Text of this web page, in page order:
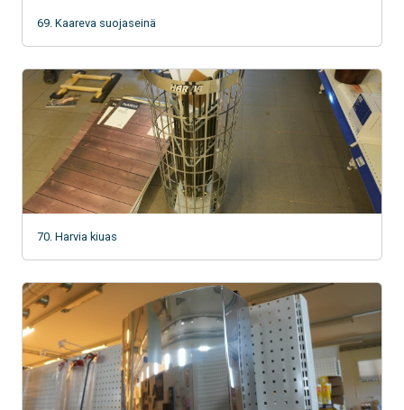
69. Kaareva suojaseinä
70. Harvia kiuas